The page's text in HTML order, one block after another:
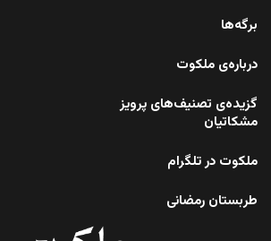
برگه‌ها
درباره‌ی ملکوت
گزیده‌ی تصنیف‌های پرویز
مشکاتیان
ملکوت در تلگرام
طربستان رمضانی